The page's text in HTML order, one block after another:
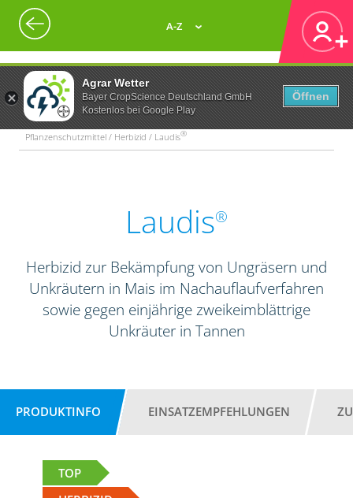
Agrar Wetter
Bayer CropScience Deutschland GmbH
Kostenlos bei Google Play
Öffnen
A-Z
Pflanzenschutzmittel / Herbizid / Laudis®
Laudis®
Herbizid zur Bekämpfung von Ungräsern und
Unkräutern in Mais im Nachauflaufverfahren
sowie gegen einjährige zweikeimblättrige
Unkräuter in Tannen
PRODUKTINFO EINSATZEMPFEHLUNGEN
TOP